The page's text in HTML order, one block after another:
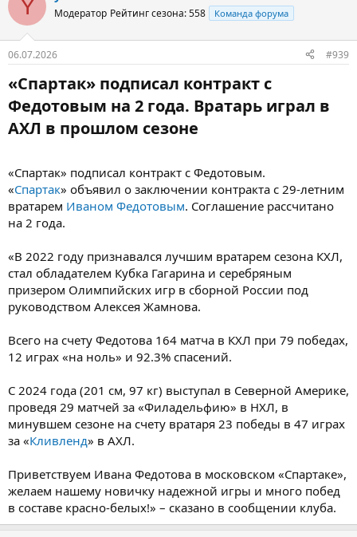
пользу спартаковцам. Жамнов и весь тренерский штаб с их
опытом точно найдут подход к игроку — и он раскроется», —
сказал Пачкалин в беседе с корреспондентом «Чемпионата»
Владимиром Лаевским.
и
Y Модератор Рейтинг сезона: 558 Команда форума
06.07.2026 #939
«Спартак» подписал контракт с
Федотовым на 2 года. Вратарь играл в
АХЛ в прошлом сезоне​
«Спартак» подписал контракт с Федотовым.
«Спартак» объявил о заключении контракта с 29-летним
вратарем Иваном Федотовым. Соглашение рассчитано
на 2 года.
«В 2022 году признавался лучшим вратарем сезона КХЛ,
стал обладателем Кубка Гагарина и серебряным
призером Олимпийских игр в сборной России под
руководством Алексея Жамнова.
Всего на счету Федотова 164 матча в КХЛ при 79 победах,
12 играх «на ноль» и 92.3% спасений.
С 2024 года (201 см, 97 кг) выступал в Северной Америке,
проведя 29 матчей за «Филадельфию» в НХЛ, в
минувшем сезоне на счету вратаря 23 победы в 47 играх
за «Кливленд» в АХЛ.
Приветствуем Ивана Федотова в московском «Спартаке»,
желаем нашему новичку надежной игры и много побед
в составе красно-белых!» – сказано в сообщении клуба.